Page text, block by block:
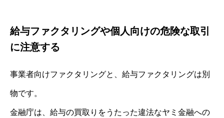
給与ファクタリングや個人向けの危険な取引
に注意する
事業者向けファクタリングと、給与ファクタリングは別
物です。
金融庁は、給与の買取りをうたった違法なヤミ金融への